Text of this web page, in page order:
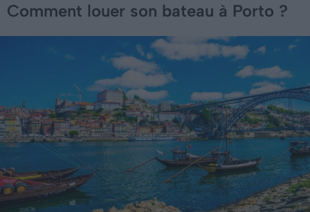
Comment louer son bateau à Porto ?